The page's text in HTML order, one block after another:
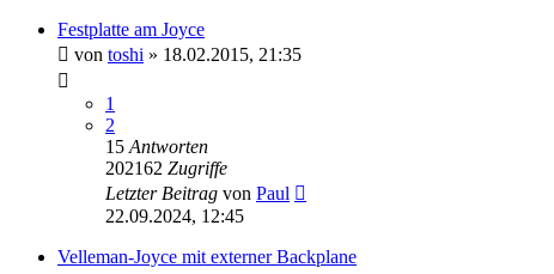
Festplatte am Joyce
von toshi » 18.02.2015, 21:35
1
2
15 Antworten
202162 Zugriffe
Letzter Beitrag von Paul
22.09.2024, 12:45
Velleman-Joyce mit externer Backplane